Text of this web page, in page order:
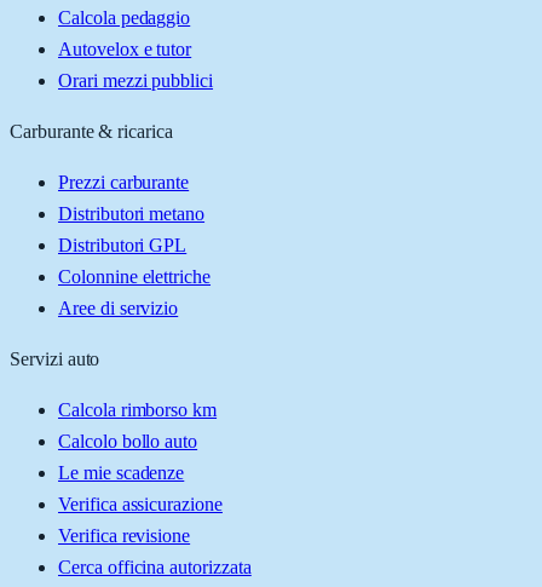
Calcola pedaggio
Autovelox e tutor
Orari mezzi pubblici
Carburante & ricarica
Prezzi carburante
Distributori metano
Distributori GPL
Colonnine elettriche
Aree di servizio
Servizi auto
Calcola rimborso km
Calcolo bollo auto
Le mie scadenze
Verifica assicurazione
Verifica revisione
Cerca officina autorizzata